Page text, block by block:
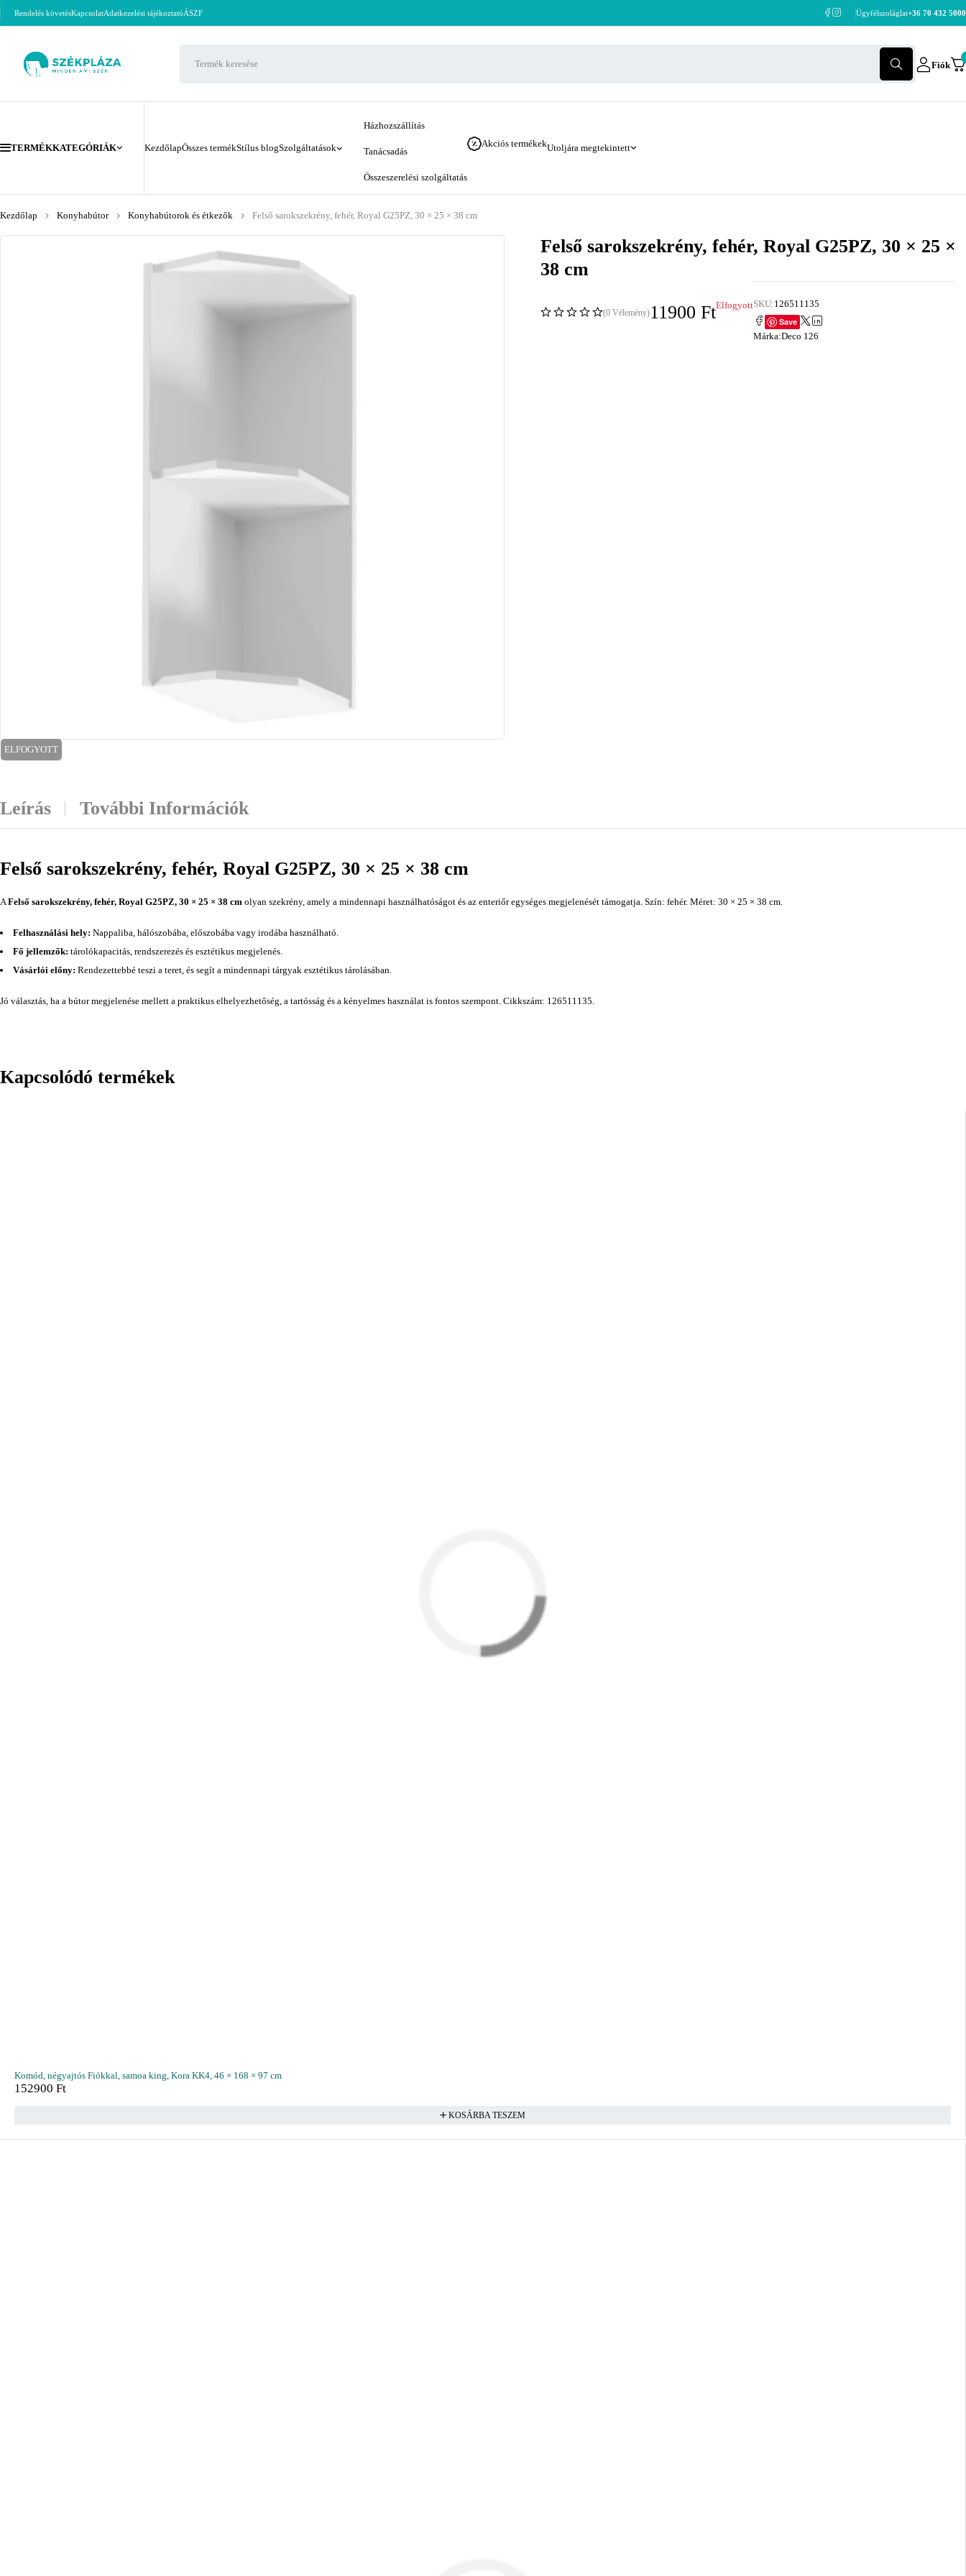
Rendelés követésKapcsolatAdatkezelési tájékoztatóÁSZF Ügyfélszoláglat+36 70 432 5000
Fiók
TERMÉKKATEGÓRIÁK KezdőlapÖsszes termékStílus blogSzolgáltatások
Házhozszállítás
Tanácsadás
Összeszerelési szolgáltatás
Akciós termékekUtoljára megtekintett
Kezdőlap Konyhabútor Konyhabútorok és étkezők Felső sarokszekrény, fehér, Royal G25PZ, 30 × 25 × 38 cm
ELFOGYOTT
Felső sarokszekrény, fehér, Royal G25PZ, 30 × 25 ×
38 cm
(0 Vélemény)11900 FtElfogyottSKU:126511135
Save
Márka:Deco 126
Leírás További Információk
Felső sarokszekrény, fehér, Royal G25PZ, 30 × 25 × 38 cm
AFelső sarokszekrény, fehér, Royal G25PZ, 30 × 25 × 38 cm olyan szekrény, amely a mindennapi használhatóságot és az enteriőr egységes megjelenését támogatja. Szín: fehér. Méret: 30 × 25 × 38 cm.
Felhasználási hely: Nappaliba, hálószobába, előszobába vagy irodába használható.
Fő jellemzők: tárolókapacitás, rendszerezés és esztétikus megjelenés.
Vásárlói előny: Rendezettebbé teszi a teret, és segít a mindennapi tárgyak esztétikus tárolásában.
Jó választás, ha a bútor megjelenése mellett a praktikus elhelyezhetőség, a tartósság és a kényelmes használat is fontos szempont. Cikkszám: 126511135.
Kapcsolódó termékek
Komód, négyajtós Fiókkal, samoa king, Kora KK4, 46 × 168 × 97 cm
152900 Ft
KOSÁRBA TESZEM